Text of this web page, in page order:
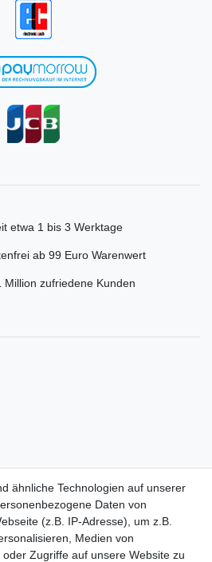
etwa 1 bis 3 Werktage
ab 99 Euro Warenwert
Million zufriedene Kunden
ähnliche Technologien auf unserer
Daten von
(z.B. IP-Adresse), um z.B.
Medien von
Zugriffe auf unsere Website zu